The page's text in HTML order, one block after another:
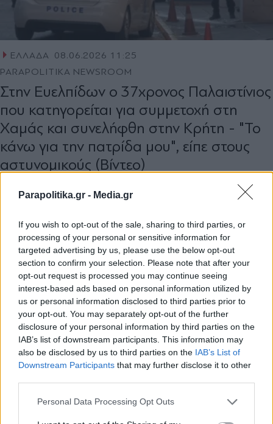
Parapolitika.gr - Media.gr
If you wish to opt-out of the sale, sharing to third parties, or
processing of your personal or sensitive information for
targeted advertising by us, please use the below opt-out
section to confirm your selection. Please note that after your
opt-out request is processed you may continue seeing
interest-based ads based on personal information utilized by
us or personal information disclosed to third parties prior to
your opt-out. You may separately opt-out of the further
disclosure of your personal information by third parties on the
IAB’s list of downstream participants. This information may
also be disclosed by us to third parties on the IAB’s List of
Downstream Participants that may further disclose it to other
Personal Data Processing Opt Outs
ΕΛΛΑΔΑ 08.06.2026 11:25
PARAPOLITIKA NEWSROOM
Στην Ευελπίδων ο 37χρονος Παλαιστίνιος
που κατηγορείται για συμμετοχή στη
Χαμάς και συνελήφθη στην Κρήτη - "Το
κάνω για την πατρίδα μου", είπε στους
αστυνομικούς (Βίντεο)
PARAPOLITIKA NEWSROOM
Εγγραφή στο newsletter